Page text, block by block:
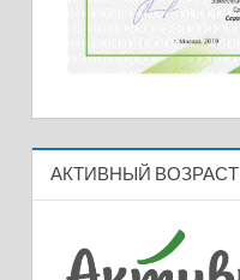
АКТИВНЫЙ ВОЗРАСТ